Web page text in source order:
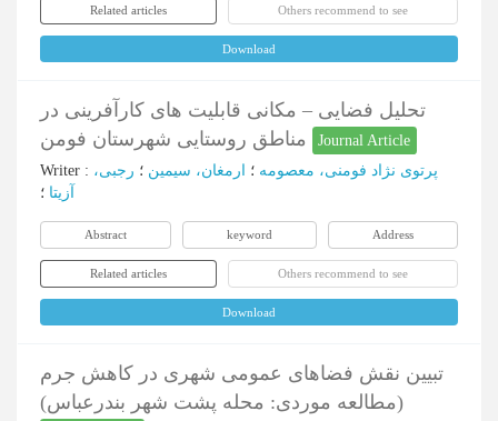
Related articles Others recommend to see
Download
تحلیل فضایی – مکانی قابلیت های کارآفرینی در
Journal Article
Writer : پرتوی نژاد فومنی، معصومه ؛ ارمغان، سیمین ؛ رجبی،
آزیتا ؛
Abstract keyword Address
Related articles Others recommend to see
Download
تبیین نقش فضاهای عمومی شهری در کاهش جرم
(مطالعه موردی: محله پشت شهر بندرعباس)